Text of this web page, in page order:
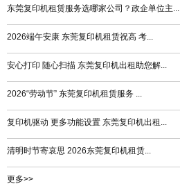
东莞复印机租赁服务选哪家公司？政企单位主...
2026端午安康 东莞复印机租赁祝高 考...
安心打印 随心扫描 东莞复印机出租助您解...
2026“劳动节” 东莞复印机租赁服务 ...
复印机驱动 更多功能设置 东莞复印机出租...
清明时节寄哀思 2026东莞复印机租赁...
更多>>